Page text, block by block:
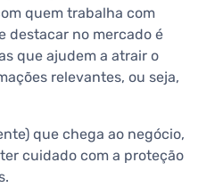
quem trabalha com
destacar no mercado é
que ajudem a atrair o
relevantes, ou seja,
que chega ao negócio,
cuidado com a proteção